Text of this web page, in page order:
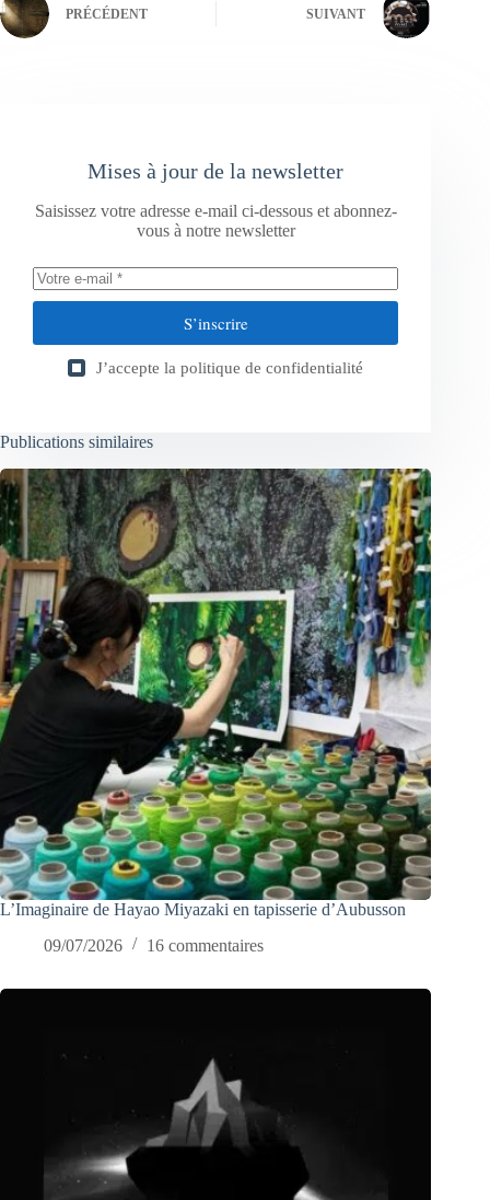
PRÉCÉDENT SUIVANT
Mises à jour de la newsletter
Saisissez votre adresse e-mail ci-dessous et abonnez-
vous à notre newsletter
S’inscrire
J’accepte la politique de confidentialité
Publications similaires
L’Imaginaire de Hayao Miyazaki en tapisserie d’Aubusson
09/07/2026
16 commentaires